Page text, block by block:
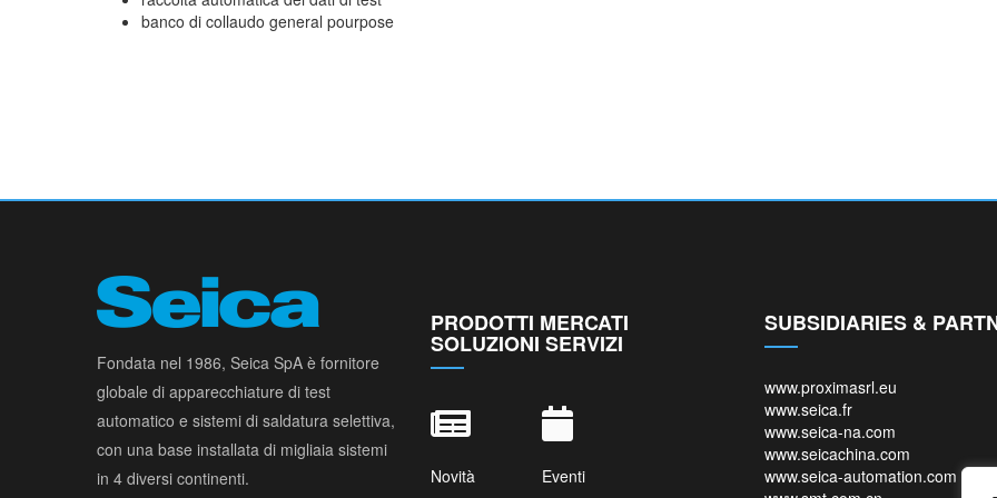
banco di collaudo general pourpose
Fondata nel 1986, Seica SpA è fornitore
globale di apparecchiature di test
automatico e sistemi di saldatura selettiva,
con una base installata di migliaia sistemi
in 4 diversi continenti.
PRODOTTI MERCATI
SOLUZIONI SERVIZI
Novità Eventi
SUBSIDIARIES &
www.proximasrl.eu
www.seica.fr
www.seica-na.com
www.seicachina.com
www.seica-automation.com